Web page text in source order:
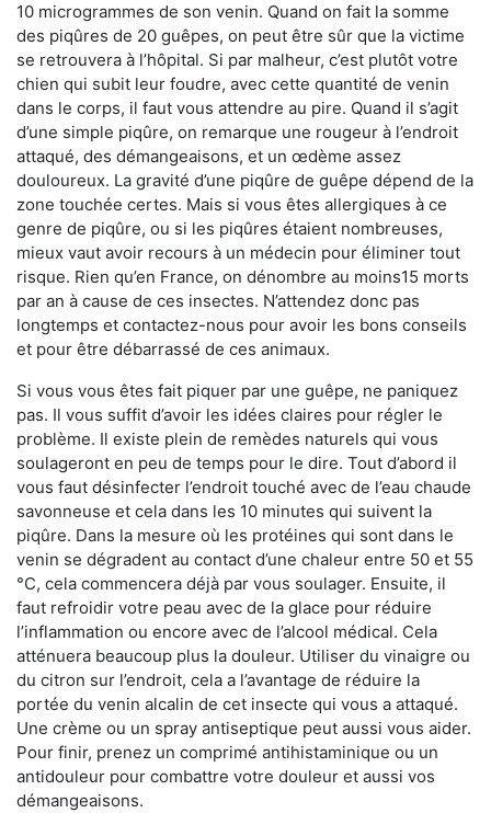
10 microgrammes de son venin. Quand on fait la somme
des piqûres de 20 guêpes, on peut être sûr que la victime
se retrouvera à l’hôpital. Si par malheur, c’est plutôt votre
chien qui subit leur foudre, avec cette quantité de venin
dans le corps, il faut vous attendre au pire. Quand il s’agit
d’une simple piqûre, on remarque une rougeur à l’endroit
attaqué, des démangeaisons, et un œdème assez
douloureux. La gravité d’une piqûre de guêpe dépend de la
zone touchée certes. Mais si vous êtes allergiques à ce
genre de piqûre, ou si les piqûres étaient nombreuses,
mieux vaut avoir recours à un médecin pour éliminer tout
risque. Rien qu’en France, on dénombre au moins15 morts
par an à cause de ces insectes. N’attendez donc pas
longtemps et contactez-nous pour avoir les bons conseils
et pour être débarrassé de ces animaux.
Si vous vous êtes fait piquer par une guêpe, ne paniquez
pas. Il vous suffit d’avoir les idées claires pour régler le
problème. Il existe plein de remèdes naturels qui vous
soulageront en peu de temps pour le dire. Tout d’abord il
vous faut désinfecter l’endroit touché avec de l’eau chaude
savonneuse et cela dans les 10 minutes qui suivent la
piqûre. Dans la mesure où les protéines qui sont dans le
venin se dégradent au contact d’une chaleur entre 50 et 55
°C, cela commencera déjà par vous soulager. Ensuite, il
faut refroidir votre peau avec de la glace pour réduire
l’inflammation ou encore avec de l’alcool médical. Cela
atténuera beaucoup plus la douleur. Utiliser du vinaigre ou
du citron sur l’endroit, cela a l’avantage de réduire la
portée du venin alcalin de cet insecte qui vous a attaqué.
Une crème ou un spray antiseptique peut aussi vous aider.
Pour finir, prenez un comprimé antihistaminique ou un
antidouleur pour combattre votre douleur et aussi vos
démangeaisons.